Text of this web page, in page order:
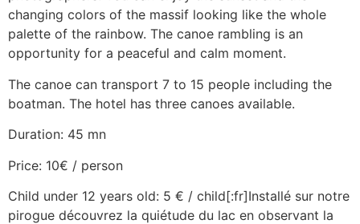
changing colors of the massif looking like the whole
palette of the rainbow. The canoe rambling is an
opportunity for a peaceful and calm moment.
The canoe can transport 7 to 15 people including the
boatman. The hotel has three canoes available.
Duration: 45 mn
Price: 10€ / person
Child under 12 years old: 5 € / child[:fr]Installé sur notre
pirogue découvrez la quiétude du lac en observant la